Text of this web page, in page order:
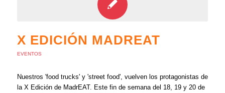
X EDICIÓN MADREAT
EVENTOS
Nuestros 'food trucks' y 'street food', vuelven los protagonistas de
la X Edición de MadrEAT. Este fin de semana del 18, 19 y 20 de